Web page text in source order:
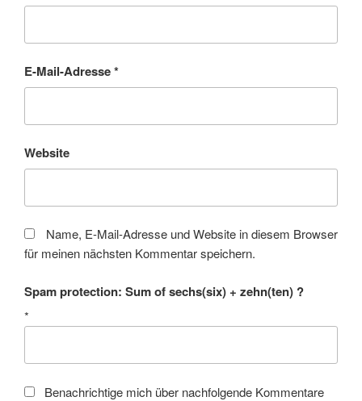
E-Mail-Adresse*
Website
Name, E-Mail-Adresse und Website in diesem Browser
für meinen nächsten Kommentar speichern.
Spam protection: Sum of sechs(six) + zehn(ten) ?
*
Benachrichtige mich über nachfolgende Kommentare